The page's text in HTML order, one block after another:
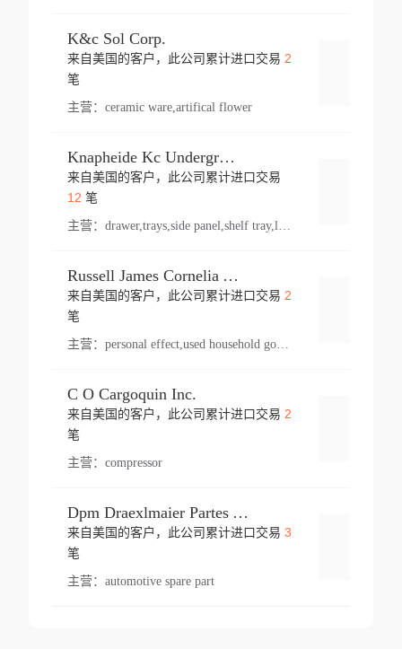
K&c Sol Corp.
来自美国的客户，此公司累计进口交易 2
笔
主营： ceramic ware,artifical flower
Knapheide Kc Underground
来自美国的客户，此公司累计进口交易
12 笔
主营：
Russell James Cornelia Arlington Va
来自美国的客户，此公司累计进口交易 2
笔
主营： personal effect,used household goods
C O Cargoquin Inc.
来自美国的客户，此公司累计进口交易 2
笔
主营： compressor
Dpm Draexlmaier Partes Automotrices Corr Ind Huejotzingo
来自美国的客户，此公司累计进口交易 3
笔
主营： automotive spare part